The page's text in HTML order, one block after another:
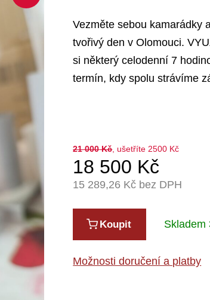
Vezměte sebou kamarádky
tvořivý den v Olomouci.
si některý celodenní 7
termín, kdy spolu strávíme
21 000Kč, ušetříte 2500 Kč
18 500 Kč
15 289,26 Kč bez DPH
Koupit Skladem
Možnosti doručení a platby